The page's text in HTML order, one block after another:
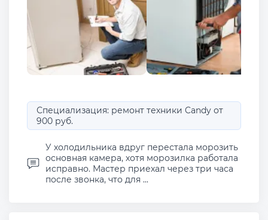
Специализация: ремонт техники Candy от
900 руб.
У холодильника вдруг перестала морозить
основная камера, хотя морозилка работала
исправно. Мастер приехал через три часа
после звонка, что для ...